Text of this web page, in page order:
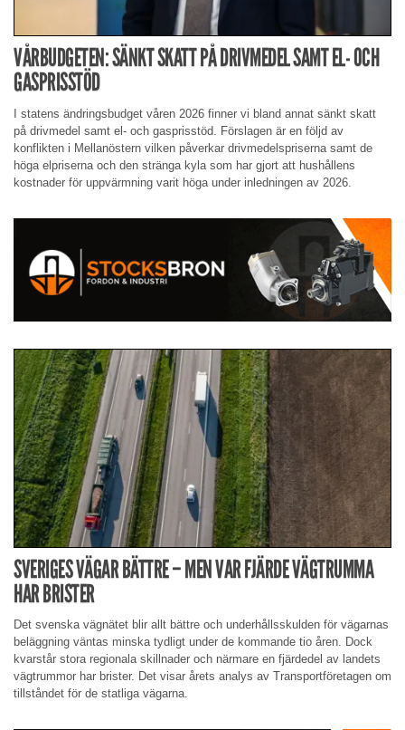
VÅRBUDGETEN: SÄNKT SKATT PÅ DRIVMEDEL SAMT EL- OCH
GASPRISSTÖD
I statens ändringsbudget våren 2026 finner vi bland annat sänkt skatt
på drivmedel samt el- och gasprisstöd. Förslagen är en följd av
konflikten i Mellanöstern vilken påverkar drivmedelspriserna samt de
höga elpriserna och den stränga kyla som har gjort att hushållens
kostnader för uppvärmning varit höga under inledningen av 2026.
SVERIGES VÄGAR BÄTTRE – MEN VAR FJÄRDE VÄGTRUMMA
HAR BRISTER
Det svenska vägnätet blir allt bättre och underhållsskulden för vägarnas
beläggning väntas minska tydligt under de kommande tio åren. Dock
kvarstår stora regionala skillnader och närmare en fjärdedel av landets
vägtrummor har brister. Det visar årets analys av Transportföretagen om
tillståndet för de statliga vägarna.